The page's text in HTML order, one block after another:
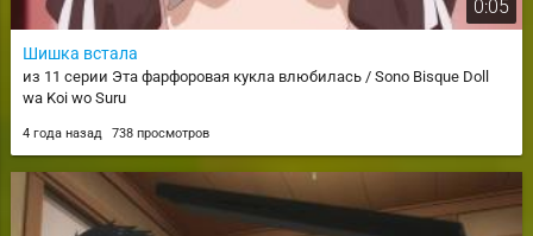
0:05
Шишка встала
из 11 серии Эта фарфоровая кукла влюбилась / Sono Bisque Doll
wa Koi wo Suru
4 года назад 738 просмотров